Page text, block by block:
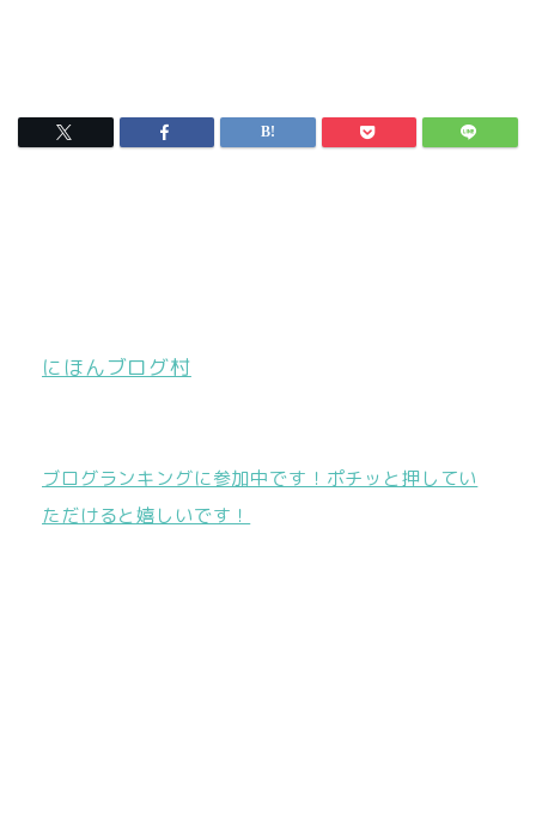
にほんブログ村
ブログランキングに参加中です！ポチッと押してい
ただけると嬉しいです！